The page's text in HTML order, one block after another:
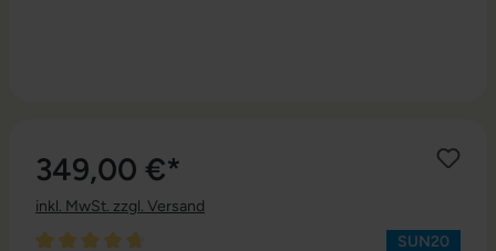
349,00 €*
inkl. MwSt. zzgl. Versand
SUN20